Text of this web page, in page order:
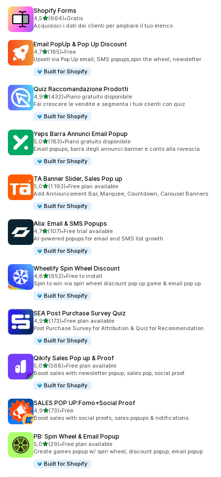
Shopify Forms
4,5stelle su 5
(664)
664 recensioni totali
•Gratis
Acquisisci i dati dei clienti per ampliare il tuo elenco
Email PopUp & Pop Up Discount
4,7stelle su 5
(185)
185 recensioni totali
•Free
Upsell via Pop Up email, SMS popups,spin the wheel, newsletter
Built for Shopify
Quiz Raccomandazione Prodotti
4,9stelle su 5
(432)
432 recensioni totali
•Piano gratuito disponibile
Fai crescere le vendite e segmenta i tuoi clienti con quiz.
Built for Shopify
Yeps Barra Annunci Email Popup
5,0stelle su 5
(183)
183 recensioni totali
•Piano gratuito disponibile
Email popups, barra degli annunci banner e conto alla rovescia
Built for Shopify
TA Banner Slider, Sales Pop up
5,0stelle su 5
(1.193)
1193 recensioni totali
•Free plan available
Add Announcement Bar, Marquee, Countdown, Carousel Banners
Built for Shopify
Alia: Email & SMS Popups
4,7stelle su 5
(107)
107 recensioni totali
•Free trial available
AI-powered popups for email and SMS list growth
Built for Shopify
Wheelify Spin Wheel Discount
4,8stelle su 5
(652)
652 recensioni totali
•Free to install
Spin to win via spin wheel discount pop up game & email pop up
Built for Shopify
SEA Post Purchase Survey Quiz
4,9stelle su 5
(173)
173 recensioni totali
•Free plan available
Post Purchase Survey for Attribution & Quiz for Recommendation
Built for Shopify
Qikify Sales Pop up & Proof
5,0stelle su 5
(568)
568 recensioni totali
•Free plan available
Boost sales with newsletter popup, sales pop, social proof.
Built for Shopify
SALES POP UP:Fomo+Social Proof
4,9stelle su 5
(73)
73 recensioni totali
•Free
Boost sales with social proofs, sales popups & notifications.
PB: Spin Wheel & Email Popup
5,0stelle su 5
(29)
29 recensioni totali
•Free plan available
Create games popup w/ spin wheel, discount popup, email popup
Built for Shopify